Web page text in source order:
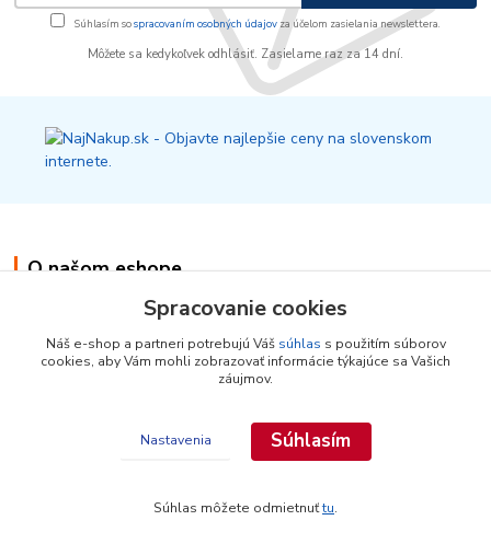
Súhlasím sospracovaním osobných údajov za účelom zasielania newslettera.
Môžete sa kedykoľvek odhlásiť. Zasielame raz za 14 dní.
O našom eshope
Ako nakupovať
Informácie pre zákazníkov
Obchodné podmienky
Spracovanie cookies
Náš e-shop a partneri potrebujú Váš súhlas s použitím súborov
cookies, aby Vám mohli zobrazovať informácie týkajúce sa Vašich
záujmov.
Nastavenia Súhlasím
Súhlas môžete odmietnuťtu.